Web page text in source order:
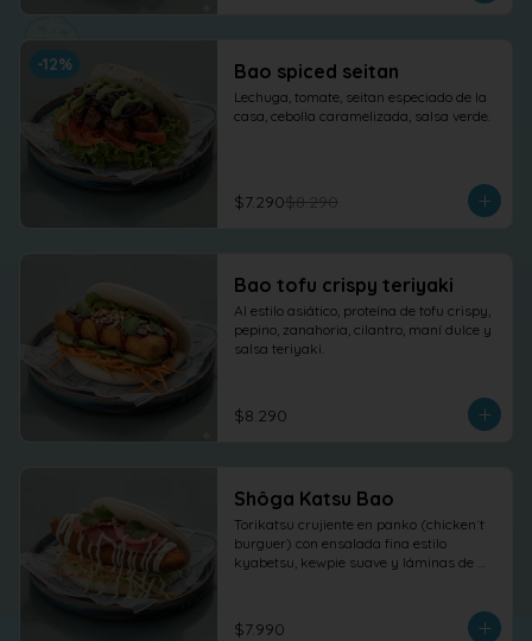
-12% Bao spiced seitan
Lechuga, tomate, seitan especiado de la
casa, cebolla caramelizada, salsa verde.
$7.290$8.290
Bao tofu crispy teriyaki
Al estilo asiático, proteína de tofu crispy,
pepino, zanahoria, cilantro, maní dulce y
salsa teriyaki.
$8.290
Shôga Katsu Bao
Torikatsu crujiente en panko (chicken´t
burguer) con ensalada fina estilo
kyabetsu, kewpie suave y láminas de
cilantro fresco.
$7.990